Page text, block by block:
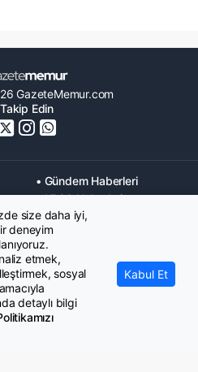
GazeteMemur.com
Edin
• Gündem Haberleri
• KPSS Haberleri
• Eğitim Haberleri
• Maaş Verileri Haberleri
size daha iyi,
deneyim
etmek,
sosyal
detaylı bilgi
Kabul Et